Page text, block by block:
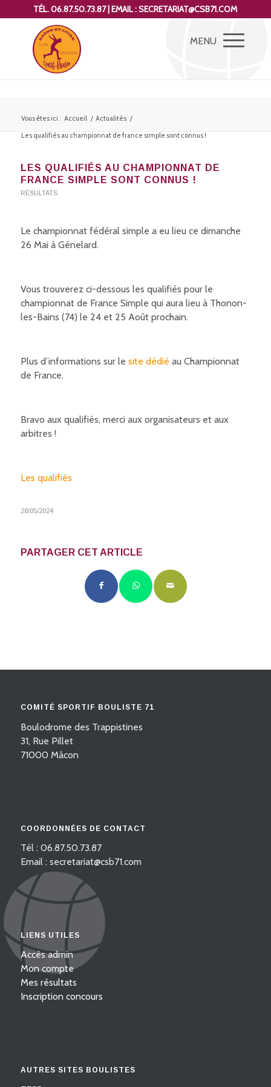
TÉL. 06.87.50.73.87 | EMAIL : SECRETARIAT@CSB71.COM
Vous êtes ici : Accueil / Actualités /
Les qualifiés au championnat de france simple sont connus !
LES QUALIFIÉS AU CHAMPIONNAT DE
FRANCE SIMPLE SONT CONNUS !
RÉSULTATS
Le championnat fédéral simple a eu lieu ce dimanche
26 Mai à Génelard.
Vous trouverez ci-dessous les qualifiés pour le
championnat de France Simple qui aura lieu à Thonon-
les-Bains (74) le 24 et 25 Août prochain.
Plus d’informations sur le site dédié au Championnat
de France.
Bravo aux qualifiés, merci aux organisateurs et aux
arbitres !
Les qualifiés
28/05/2024
PARTAGER CET ARTICLE
COMITÉ SPORTIF BOULISTE 71
Boulodrome des Trappistines
31, Rue Pillet
71000 Mâcon
COORDONNÉES DE CONTACT
Tél : 06.87.50.73.87
Email : secretariat@csb71.com
LIENS UTILES
Accès admin
Mon compte
Mes résultats
Inscription concours
AUTRES SITES BOULISTES